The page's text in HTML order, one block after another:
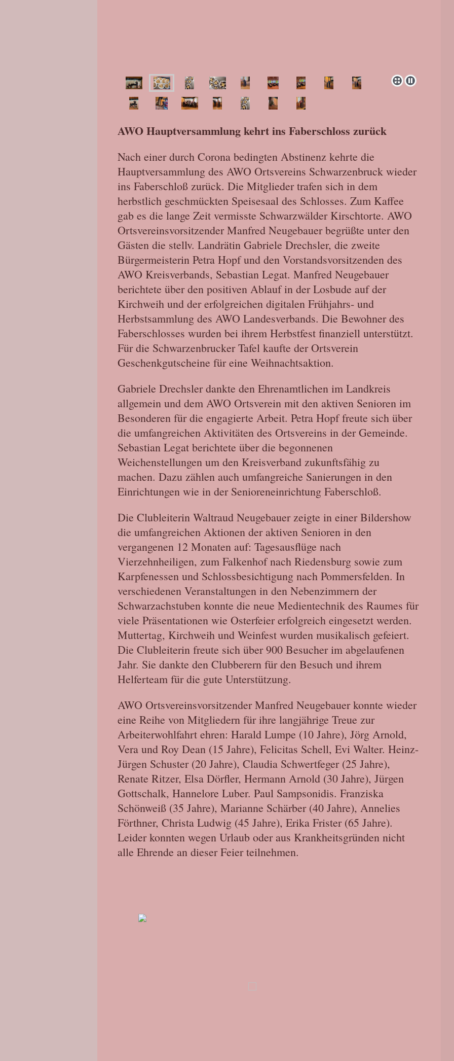
AWO Hauptversammlung kehrt ins Faberschloss zurück
Nach einer durch Corona bedingten Abstinenz kehrte die
Hauptversammlung des AWO Ortsvereins Schwarzenbruck wieder
ins Faberschloß zurück. Die Mitglieder trafen sich in dem
herbstlich geschmückten Speisesaal des Schlosses. Zum Kaffee
gab es die lange Zeit vermisste Schwarzwälder Kirschtorte. AWO
Ortsvereinsvorsitzender Manfred Neugebauer begrüßte unter den
Gästen die stellv. Landrätin Gabriele Drechsler, die zweite
Bürgermeisterin Petra Hopf und den Vorstandsvorsitzenden des
AWO Kreisverbands, Sebastian Legat. Manfred Neugebauer
berichtete über den positiven Ablauf in der Losbude auf der
Kirchweih und der erfolgreichen digitalen Frühjahrs- und
Herbstsammlung des AWO Landesverbands. Die Bewohner des
Faberschlosses wurden bei ihrem Herbstfest finanziell unterstützt.
Für die Schwarzenbrucker Tafel kaufte der Ortsverein
Geschenkgutscheine für eine Weihnachtsaktion.
Gabriele Drechsler dankte den Ehrenamtlichen im Landkreis
allgemein und dem AWO Ortsverein mit den aktiven Senioren im
Besonderen für die engagierte Arbeit. Petra Hopf freute sich über
die umfangreichen Aktivitäten des Ortsvereins in der Gemeinde.
Sebastian Legat berichtete über die begonnenen
Weichenstellungen um den Kreisverband zukunftsfähig zu
machen. Dazu zählen auch umfangreiche Sanierungen in den
Einrichtungen wie in der Senioreneinrichtung Faberschloß.
Die Clubleiterin Waltraud Neugebauer zeigte in einer Bildershow
die umfangreichen Aktionen der aktiven Senioren in den
vergangenen 12 Monaten auf: Tagesausflüge nach
Vierzehnheiligen, zum Falkenhof nach Riedensburg sowie zum
Karpfenessen und Schlossbesichtigung nach Pommersfelden. In
verschiedenen Veranstaltungen in den Nebenzimmern der
Schwarzachstuben konnte die neue Medientechnik des Raumes für
viele Präsentationen wie Osterfeier erfolgreich eingesetzt werden.
Muttertag, Kirchweih und Weinfest wurden musikalisch gefeiert.
Die Clubleiterin freute sich über 900 Besucher im abgelaufenen
Jahr. Sie dankte den Clubberern für den Besuch und ihrem
Helferteam für die gute Unterstützung.
AWO Ortsvereinsvorsitzender Manfred Neugebauer konnte wieder
eine Reihe von Mitgliedern für ihre langjährige Treue zur
Arbeiterwohlfahrt ehren: Harald Lumpe (10 Jahre), Jörg Arnold,
Vera und Roy Dean (15 Jahre), Felicitas Schell, Evi Walter. Heinz-
Jürgen Schuster (20 Jahre), Claudia Schwertfeger (25 Jahre),
Renate Ritzer, Elsa Dörfler, Hermann Arnold (30 Jahre), Jürgen
Gottschalk, Hannelore Luber. Paul Sampsonidis. Franziska
Schönweiß (35 Jahre), Marianne Schärber (40 Jahre), Annelies
Förthner, Christa Ludwig (45 Jahre), Erika Frister (65 Jahre).
Leider konnten wegen Urlaub oder aus Krankheitsgründen nicht
alle Ehrende an dieser Feier teilnehmen.